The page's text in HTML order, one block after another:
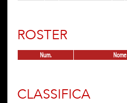
ROSTER
Num. Nome
CLASSIFICA